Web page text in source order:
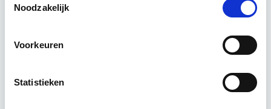
Noodzakelijk
Voorkeuren
Statistieken
Leer hoe je problemen voorkomt én hoe je (helaas
onvermijdelijke) incidentele juridische ongelukken
en online…